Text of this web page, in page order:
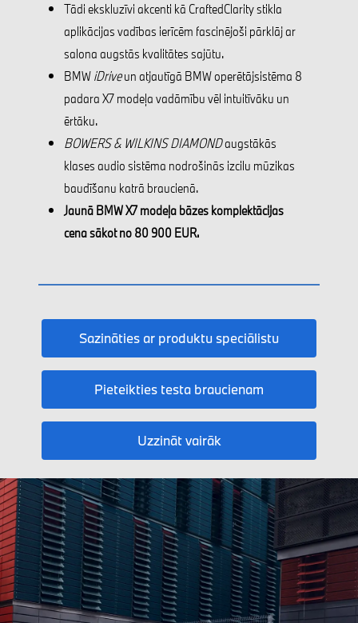
Tādi ekskluzīvi akcenti kā CraftedClarity stikla
aplikācijas vadības ierīcēm fascinējoši pārklāj ar
salona augstās kvalitātes sajūtu.
BMWiDriveun atjautīgā BMW operētājsistēma 8
padara X7 modeļa vadāmību vēl intuitīvāku un
ērtāku.
BOWERS & WILKINS DIAMONDaugstākās
klases audio sistēma nodrošinās izcilu mūzikas
baudīšanu katrā braucienā.
Jaunā BMW X7 modeļa bāzes komplektācijas
cena sākot no 80 900 EUR.
Sazināties ar produktu speciālistu
Pieteikties testa braucienam
Uzzināt vairāk